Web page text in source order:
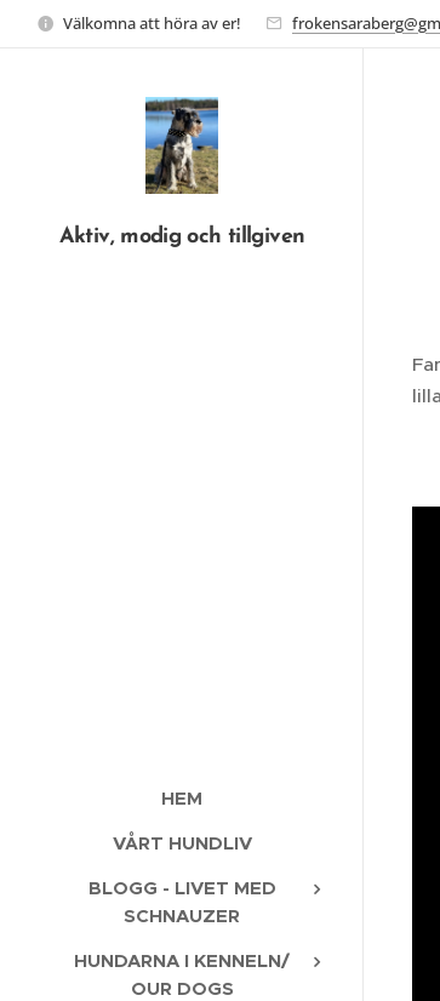
Välkomna att höra av er!
Aktiv, modig och tillgiven
HEM
VÅRT HUNDLIV
BLOGG - LIVET MED
SCHNAUZER
HUNDARNA I KENNELN/
OUR DOGS